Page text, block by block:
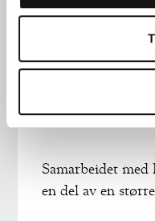
ET
FOR
Samarbeidet med
en del av en